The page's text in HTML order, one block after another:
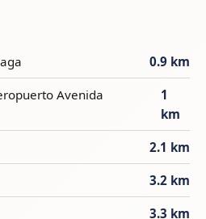
0.9 km
Avenida
1
km
2.1 km
3.2 km
3.3 km